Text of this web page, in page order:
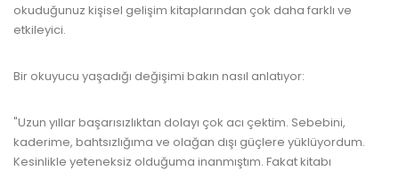
okuduğunuz kişisel gelişim kitaplarından çok daha farklı ve
etkileyici.
Bir okuyucu yaşadığı değişimi bakın nasıl anlatıyor:
"Uzun yıllar başarısızlıktan dolayı çok acı çektim. Sebebini,
kaderime, bahtsızlığıma ve olağan dışı güçlere yüklüyordum.
Kesinlikle yeteneksiz olduğuma inanmıştım. Fakat kitabı